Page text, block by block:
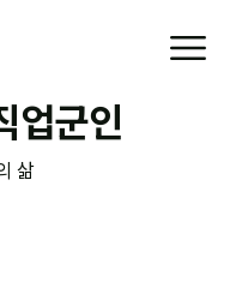
업군인
삶